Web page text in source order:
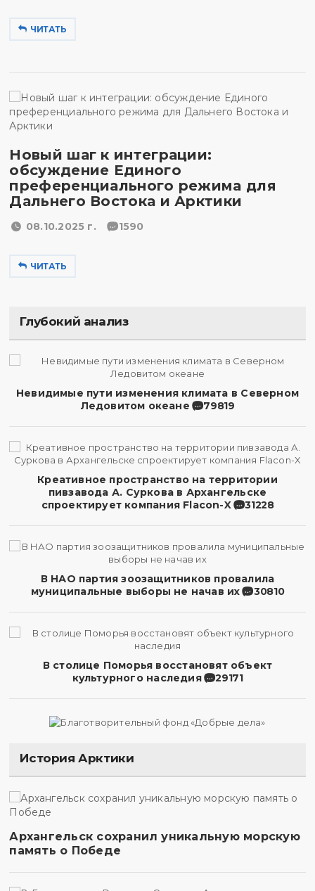
ЧИТАТЬ
Новый шаг к интеграции:
обсуждение Единого
преференциального режима для
Дальнего Востока и Арктики
08.10.2025 г. 1590
ЧИТАТЬ
Глубокий анализ
Невидимые пути изменения климата в Северном
Ледовитом океане
79819
Креативное пространство на территории
пивзавода А. Суркова в Архангельске
спроектирует компания Flacon-X
31228
В НАО партия зоозащитников провалила
муниципальные выборы не начав их
30810
В столице Поморья восстановят объект
культурного наследия
29171
История Арктики
Архангельск сохранил уникальную морскую
память о Победе